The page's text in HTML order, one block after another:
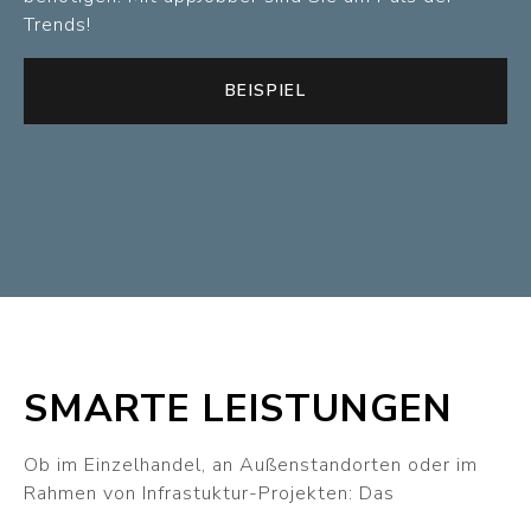
Trends!
BEISPIEL
SMARTE LEISTUNGEN
Ob im Einzelhandel, an Außenstandorten oder im
Rahmen von Infrastuktur-Projekten: Das